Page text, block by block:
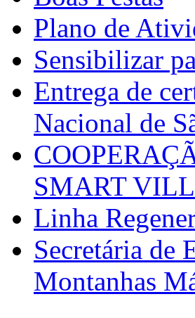
Plano de
Sensibilizar
Entrega de
Nacional de
SMART
Linha
Secretária de
Montanhas